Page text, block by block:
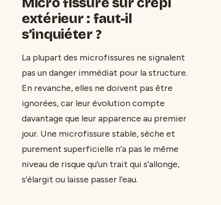
extérieur : faut-il
s’inquiéter ?
La plupart des microfissures ne signalent
pas un danger immédiat pour la structure.
En revanche, elles ne doivent pas être
ignorées, car leur évolution compte
davantage que leur apparence au premier
jour. Une microfissure stable, sèche et
purement superficielle n’a pas le même
niveau de risque qu’un trait qui s’allonge,
s’élargit ou laisse passer l’eau.